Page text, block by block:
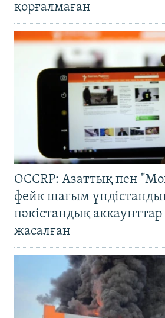
қорғалмаған
OCCRP: Азаттық пен
фейк шағым
пәкістандық
жасалған